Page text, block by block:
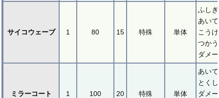
サイコウェーブ 1 80 15 特殊 単体
ふし
あい
こう
つか
ダメ
ミラーコート 1 100 20 特殊 単体
あい
とく
ダメ